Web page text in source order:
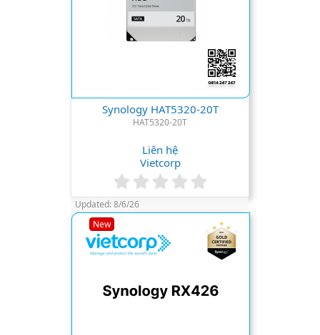
Synology HAT5320-20T
HAT5320-20T
Liên hệ
Vietcorp
.
0
0
s
t
r
(
Updated:8/6/26
New